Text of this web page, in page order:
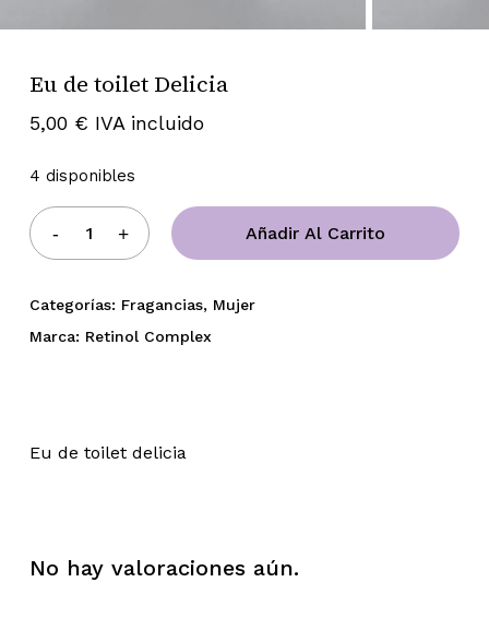
Eu de toilet Delicia
5,00 € IVA incluido
4 disponibles
Añadir Al Carrito
Categorías: Fragancias, Mujer
Marca: Retinol Complex
Eu de toilet delicia
No hay valoraciones aún.